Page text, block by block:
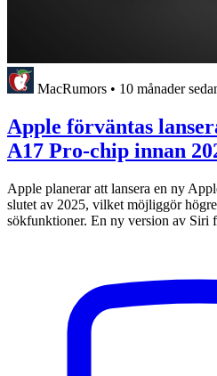
MacRumors • 10 månader
Apple förväntas
A17 Pro-chip innan
Apple planerar att lansera en ny
slutet av 2025, vilket möjliggör
sökfunktioner. En ny version av Siri